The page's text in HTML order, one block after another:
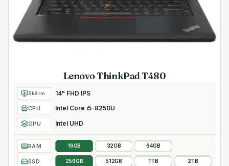
Lenovo ThinkPad T480
Skärm 14" FHD IPS
CPU Intel Core i5-8250U
GPU Intel UHD
RAM 16GB 32GB 64GB
SSD 256GB 512GB 1TB 2TB